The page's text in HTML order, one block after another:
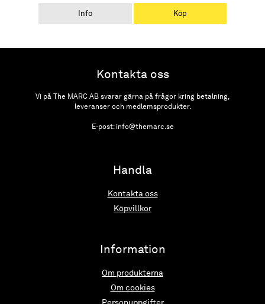
Info Köp
Kontakta oss
Vi på The MARC AB svarar gärna på frågor kring betalning,
leveranser och medlemsprodukter.
E-post: info@themarc.se
Handla
Kontakta oss
Köpvillkor
Information
Om produkterna
Om cookies
Personuppgifter